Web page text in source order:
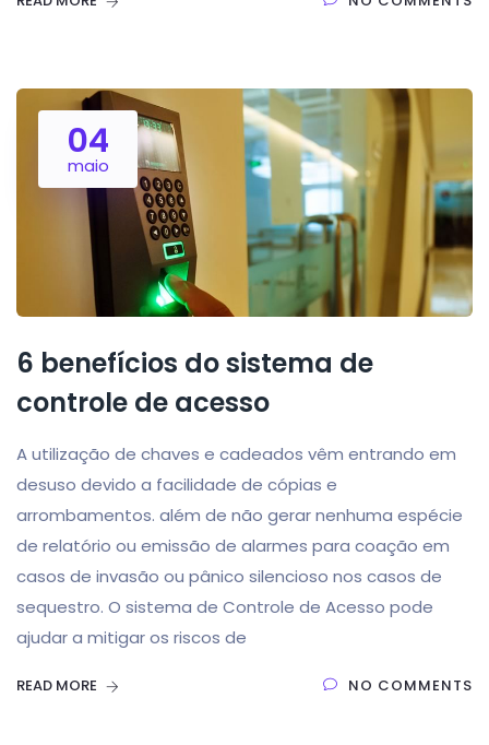
04
maio
6 benefícios do sistema de
controle de acesso
A utilização de chaves e cadeados vêm entrando em
desuso devido a facilidade de cópias e
arrombamentos. além de não gerar nenhuma espécie
de relatório ou emissão de alarmes para coação em
casos de invasão ou pânico silencioso nos casos de
sequestro. O sistema de Controle de Acesso pode
ajudar a mitigar os riscos de
READ MORE NO COMMENTS